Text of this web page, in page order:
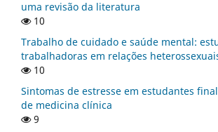
uma revisão da literatura
10
Trabalho de cuidado e saúde mental:
trabalhadoras em relações
10
Sintomas de estresse em estudantes
de medicina clínica
9